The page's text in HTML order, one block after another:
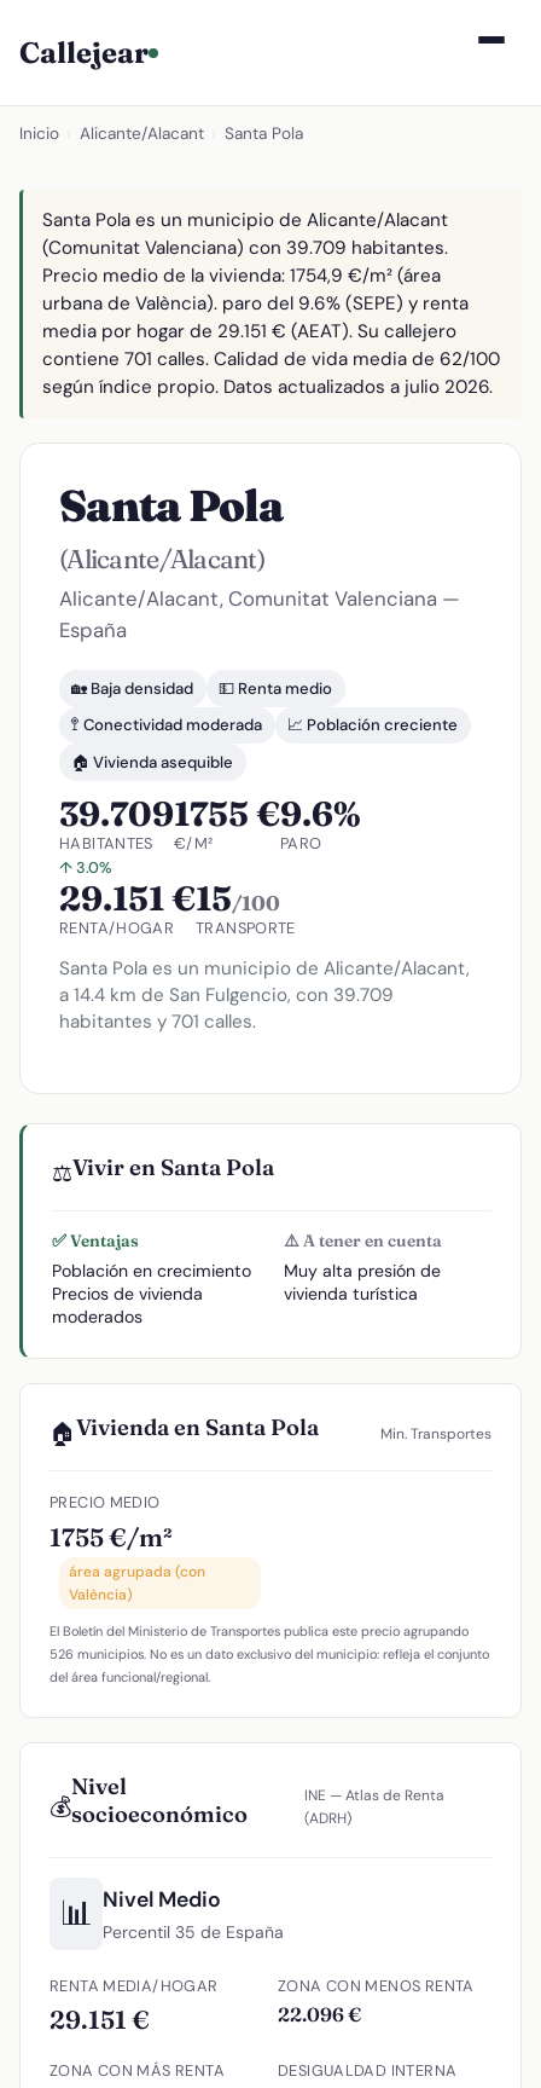
Callejear
Inicio Alicante/Alacant Santa Pola
Santa Pola es un municipio de Alicante/Alacant
(Comunitat Valenciana) con 39.709 habitantes.
Precio medio de la vivienda: 1754,9 €/m² (área
urbana de València). paro del 9.6% (SEPE) y renta
media por hogar de 29.151 € (AEAT). Su callejero
contiene 701 calles. Calidad de vida media de 62/100
según índice propio. Datos actualizados a julio 2026.
Santa Pola
(Alicante/Alacant)
Alicante/Alacant, Comunitat Valenciana —
España
🏡 Baja densidad
💵 Renta medio
🚏 Conectividad moderada
📈 Población creciente
🏠 Vivienda asequible
39.709
HABITANTES
↑ 3.0%
1755 €
€/M²
9.6%
PARO
29.151 €
RENTA/HOGAR
15/100
TRANSPORTE
Santa Pola es un municipio de Alicante/Alacant,
a 14.4 km de San Fulgencio, con 39.709
habitantes y 701 calles.
⚖️Vivir en Santa Pola
✅ Ventajas
Población en crecimiento
Precios de vivienda
moderados
⚠️ A tener en cuenta
Muy alta presión de
vivienda turística
🏠Vivienda en Santa Pola Min. Transportes
PRECIO MEDIO
1755 €/m²
área agrupada (con
València)
El Boletín del Ministerio de Transportes publica este precio agrupando
526 municipios. No es un dato exclusivo del municipio: refleja el conjunto
del área funcional/regional.
💰
Nivel
socioeconómico
INE — Atlas de Renta
(ADRH)
📊 Nivel Medio
Percentil 35 de España
RENTA MEDIA/HOGAR
29.151 €
ZONA CON MENOS RENTA
22.096 €
ZONA CON MÁS RENTA DESIGUALDAD INTERNA